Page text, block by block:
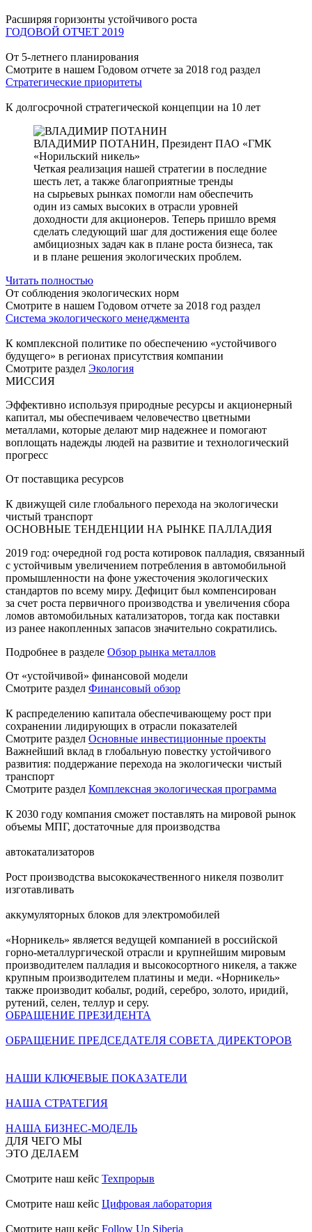
Расширяя горизонты устойчивого роста
ГОДОВОЙ ОТЧЕТ 2019
От 5-летнего планирования
Смотрите в нашем Годовом отчете за 2018 год раздел
Стратегические приоритеты
К долгосрочной стратегической концепции на 10 лет
ВЛАДИМИР ПОТАНИН, Президент ПАО «ГМК
«Норильский никель»
Четкая реализация нашей стратегии в последние
шесть лет, а также благоприятные тренды
на сырьевых рынках помогли нам обеспечить
один из самых высоких в отрасли уровней
доходности для акционеров. Теперь пришло время
сделать следующий шаг для достижения еще более
амбициозных задач как в плане роста бизнеса, так
и в плане решения экологических проблем.
Читать полностью
От соблюдения экологических норм
Смотрите в нашем Годовом отчете за 2018 год раздел
Система экологического менеджмента
К комплексной политике по обеспечению «устойчивого
будущего» в регионах присутствия компании
Смотрите раздел Экология
МИССИЯ
Эффективно используя природные ресурсы и акционерный
капитал, мы обеспечиваем человечество цветными
металлами, которые делают мир надежнее и помогают
воплощать надежды людей на развитие и технологический
прогресс
От поставщика ресурсов
К движущей силе глобального перехода на экологически
чистый транспорт
ОСНОВНЫЕ ТЕНДЕНЦИИ НА РЫНКЕ ПАЛЛАДИЯ
2019 год: очередной год роста котировок палладия, связанный
с устойчивым увеличением потребления в автомобильной
промышленности на фоне ужесточения экологических
стандартов по всему миру. Дефицит был компенсирован
за счет роста первичного производства и увеличения сбора
ломов автомобильных катализаторов, тогда как поставки
из ранее накопленных запасов значительно сократились.
Подробнее в разделе Обзор рынка металлов
От «устойчивой» финансовой модели
Смотрите раздел Финансовый обзор
К распределению капитала обеспечивающему рост при
сохранении лидирующих в отрасли показателей
Смотрите раздел Основные инвестиционные проекты
Важнейший вклад в глобальную повестку устойчивого
развития: поддержание перехода на экологически чистый
транспорт
Смотрите раздел Комплексная экологическая программа
К 2030 году компания сможет поставлять на мировой рынок
объемы МПГ, достаточные для производства
автокатализаторов
Рост производства высококачественного никеля позволит
изготавливать
аккумуляторных блоков для электромобилей
«Норникель» является ведущей компанией в российской
горно-металлургической отрасли и крупнейшим мировым
производителем палладия и высокосортного никеля, а также
крупным производителем платины и меди. «Норникель»
также производит кобальт, родий, серебро, золото, иридий,
рутений, селен, теллур и серу.
ОБРАЩЕНИЕ ПРЕЗИДЕНТА
ОБРАЩЕНИЕ ПРЕДСЕДАТЕЛЯ СОВЕТА ДИРЕКТОРОВ
НАШИ КЛЮЧЕВЫЕ ПОКАЗАТЕЛИ
НАША СТРАТЕГИЯ
НАША БИЗНЕС-МОДЕЛЬ
ДЛЯ ЧЕГО МЫ
ЭТО ДЕЛАЕМ
Смотрите наш кейс Техпрорыв
Смотрите наш кейс Цифровая лаборатория
Смотрите наш кейс Follow Up Siberia